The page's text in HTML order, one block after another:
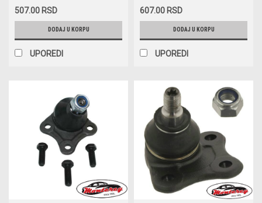
507.00 RSD
DODAJ U KORPU
UPOREDI
607.00 RSD
DODAJ U KORPU
UPOREDI